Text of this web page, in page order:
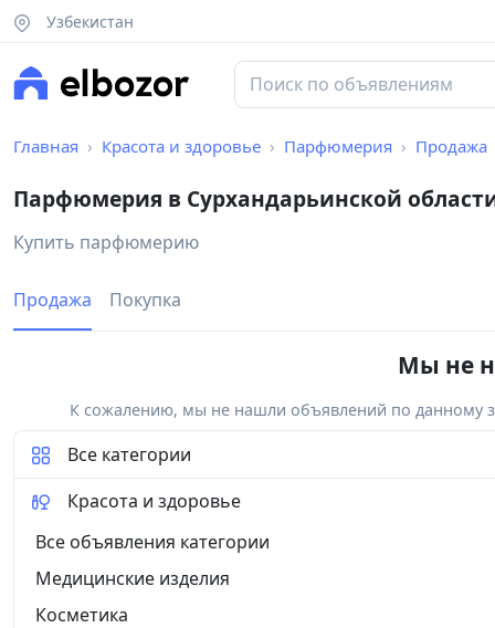
Узбекистан
Главная Красота и здоровье Парфюмерия Продажа
Парфюмерия в Сурхандарьинской
Купить парфюмерию
Продажа Покупка
Мы не
К сожалению, мы не нашли объявлений по данному
Все категории
Красота и здоровье
Все объявления категории
Медицинские изделия
Косметика